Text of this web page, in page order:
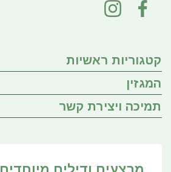
קטגוריות ראשיות
המגזין
תמיכה ויצירת קשר